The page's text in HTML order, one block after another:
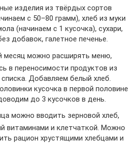
изделия из твёрдых сортов
с 50–80 грамм), хлеб из муки
(начинаем с 1 кусочка), сухари,
добавок, галетное печенье.
месяц можно расширять меню,
в переносимости продуктов из
списка. Добавляем белый хлеб.
кусочка в первой половине
до 3 кусочков в день.
можно вводить зерновой хлеб,
витаминами и клетчаткой. Можно
рацион хрустящими хлебцами и